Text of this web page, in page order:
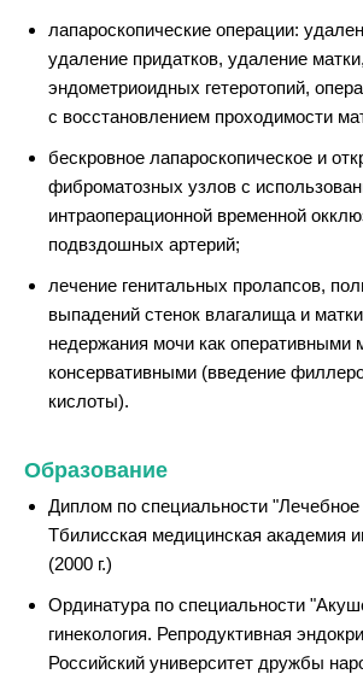
лапароскопические операции:
удаление придатков, удаление
эндометриоидных гетеротопий,
с восстановлением проходимости
бескровное лапароскопическое и
фиброматозных узлов с
интраоперационной временной
подвздошных артерий;
лечение генитальных пролапсов,
выпадений стенок влагалища и
недержания мочи как оперативными
консервативными (введение
кислоты).
Образование
Диплом по специальности "Лечебное
Тбилисская медицинская академия
(2000 г.)
Ординатура по специальности
гинекология. Репродуктивная
Российский университет дружбы